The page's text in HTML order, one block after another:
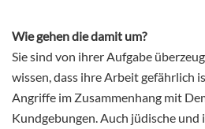
Wie gehen die damit um?
Sie sind von ihrer Aufgabe
wissen, dass ihre Arbeit gefährlich
Angriffe im Zusammenhang mit
Kundgebungen. Auch jüdische